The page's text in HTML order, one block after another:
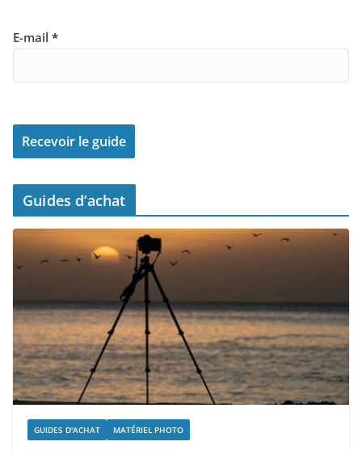
E-mail *
Guides d’achat
GUIDES D'ACHAT MATÉRIEL PHOTO